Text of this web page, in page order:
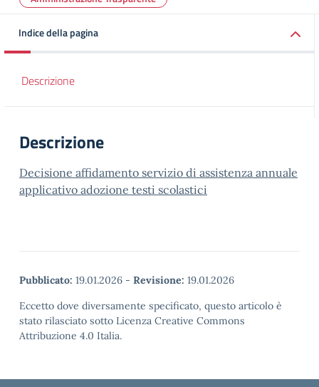
Indice della pagina
Descrizione
Descrizione
Decisione affidamento servizio di assistenza annuale
applicativo adozione testi scolastici
Pubblicato: 19.01.2026 - Revisione: 19.01.2026
Eccetto dove diversamente specificato, questo articolo è
stato rilasciato sotto Licenza Creative Commons
Attribuzione 4.0 Italia.